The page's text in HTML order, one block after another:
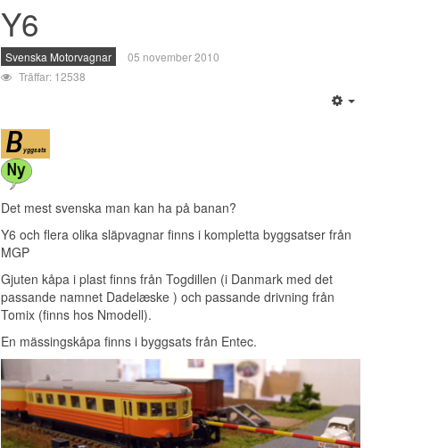
Y6
Svenska Motorvagnar
05 november 2010
Träffar: 12538
Det mest svenska man kan ha på banan?
Y6 och flera olika släpvagnar finns i kompletta byggsatser från
MGP
Gjuten kåpa i plast finns från Togdillen (i Danmark med det
passande namnet Dadelæske ) och passande drivning från
Tomix (finns hos Nmodell).
En mässingskåpa finns i byggsats från Entec.